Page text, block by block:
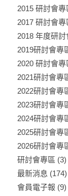
2015 研討會專
2017 研討會專
2018 年度研討
2019研討會專
2020 研討會專
2021研討會專
2022研討會專
2023研討會專
2024研討會專
2025研討會專
2026研討會專
研討會專區 (3)
最新消息 (174)
會員電子報 (9)